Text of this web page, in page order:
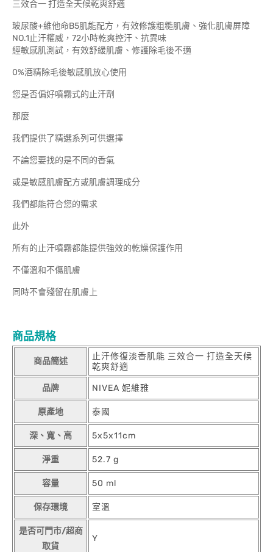
三效合一 打造全天候乾爽舒適
玻尿酸+維他命B5肌能配方，有效修護粗糙肌膚、強化肌膚屏障
NO.1止汗權威，72小時乾爽控汗、抗異味
經敏感肌測試，有效舒緩肌膚、修護除毛後不適
0%酒精除毛後敏感肌放心使用
您是否偏好噴霧式的止汗劑
那麼
我們提供了精選系列可供選擇
不論您要找的是不同的香氣
或是敏感肌膚配方或肌膚調理成分
我們都能符合您的需求
此外
所有的止汗噴霧都能提供強效的乾燥保護作用
不僅溫和不傷肌膚
同時不會殘留在肌膚上
商品規格
商品簡述
止汗修復淡香肌能 三效合一 打造全天候
乾爽舒適
品牌 NIVEA 妮維雅
原產地 泰國
深、寬、高 5x5x11cm
淨重 52.7 g
容量 50 ml
保存環境 室溫
是否可門市/超商
取貨
Y